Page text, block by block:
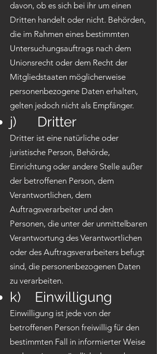
davon, ob es sich bei ihr um einen
Dritten handelt oder nicht. Behörden,
die im Rahmen eines bestimmten
Untersuchungsauftrags nach dem
Unionsrecht oder dem Recht der
Mitgliedstaaten möglicherweise
personenbezogene Daten erhalten,
gelten jedoch nicht als Empfänger.
j) Dritter
Dritter ist eine natürliche oder
juristische Person, Behörde,
Einrichtung oder andere Stelle außer
der betroffenen Person, dem
Verantwortlichen, dem
Auftragsverarbeiter und den
Personen, die unter der unmittelbaren
Verantwortung des Verantwortlichen
oder des Auftragsverarbeiters befugt
sind, die personenbezogenen Daten
zu verarbeiten.
k) Einwilligung
Einwilligung ist jede von der
betroffenen Person freiwillig für den
bestimmten Fall in informierter Weise